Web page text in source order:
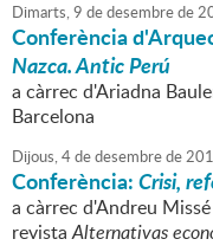
Dimarts,9 dedesembrede
Conferència
Nazca. Antic Perú
a càrrec d'Ariadna
Barcelona
Dijous,4dedesembrede
Conferència:Crisi,
a càrrec d'Andreu
revistaAlternativas